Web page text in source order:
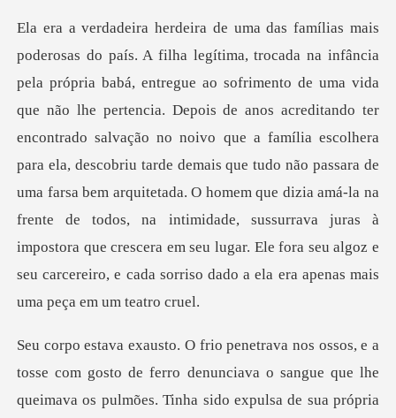
is de anos acreditando ter
encontrado salvação no noivo que a família escolhera
para ela, descobriu tarde demais que tudo não passara de
uma farsa bem arquitetada. O homem que dizia amá-la na
f